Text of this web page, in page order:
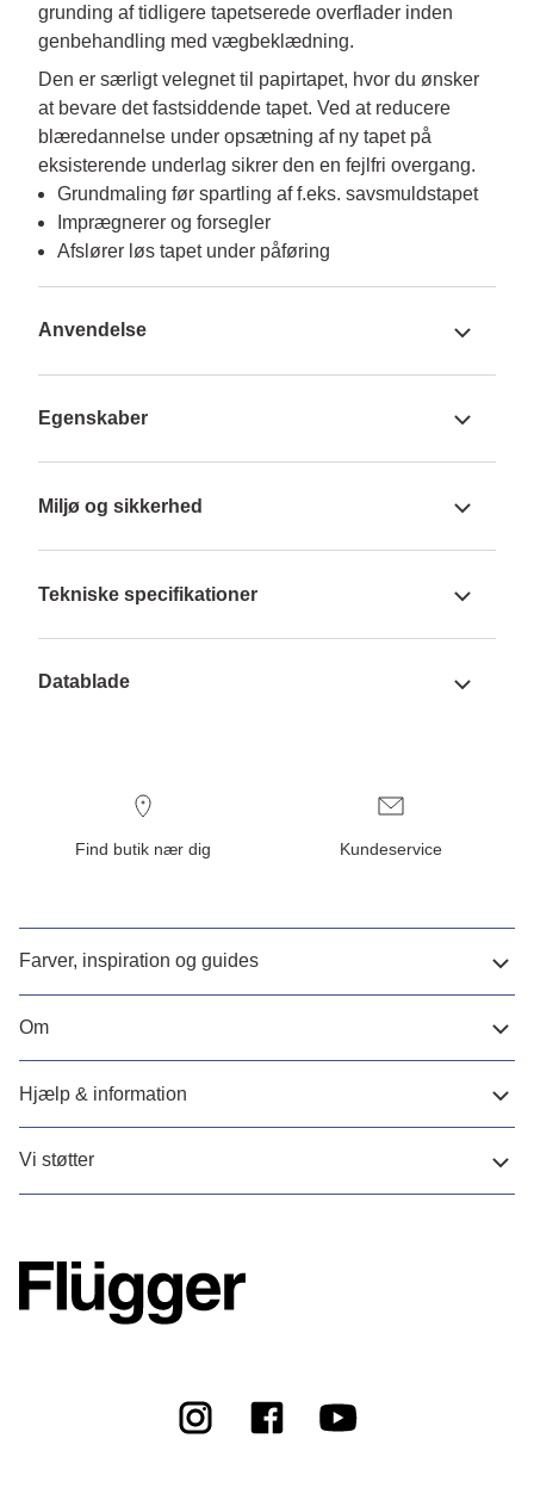
grunding af tidligere tapetserede overflader inden
genbehandling med vægbeklædning.
Den er særligt velegnet til papirtapet, hvor du ønsker
at bevare det fastsiddende tapet. Ved at reducere
blæredannelse under opsætning af ny tapet på
eksisterende underlag sikrer den en fejlfri overgang.
Grundmaling før spartling af f.eks. savsmuldstapet
Imprægnerer og forsegler
Afslører løs tapet under påføring
Anvendelse
Egenskaber
Miljø og sikkerhed
Tekniske specifikationer
Datablade
Find butik nær dig Kundeservice
Farver, inspiration og guides
Om
Hjælp & information
Vi støtter